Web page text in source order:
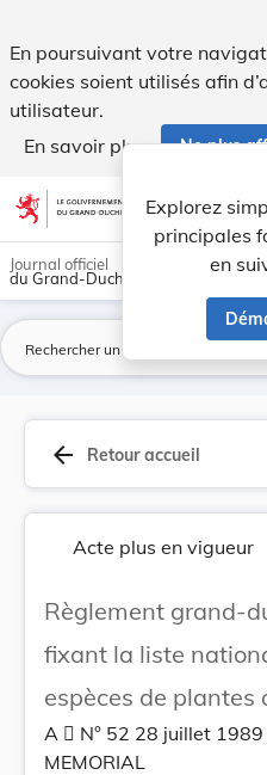
En poursuivant votre
cookies soient utilisés afin
utilisateur.
En savoir plus
Ne plus
Aller au contenu Explorez
principales
en
Journal officiel
du Grand-Duché de Luxembourg
arrow_back Retour accueil
Acte plus en vigueur
Règlement grand-
fixant la liste
espèces de plantes
A  N° 52 28 juillet 1989
MEMORIAL